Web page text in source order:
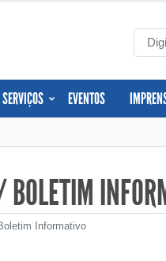
SERVIÇOS EVENTOS
Informativo